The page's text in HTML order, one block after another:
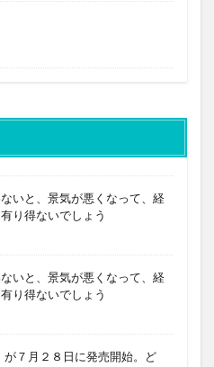
いと、景気が悪くなって、経
り得ないでしょう
いと、景気が悪くなって、経
り得ないでしょう
７月２８日に発売開始。ど